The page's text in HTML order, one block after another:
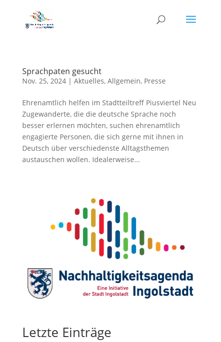
Sprachpaten gesucht
Nov. 25, 2024| Aktuelles, Allgemein, Presse
Ehrenamtlich helfen im Stadtteiltreff Piusviertel Neu
Zugewanderte, die die deutsche Sprache noch
besser erlernen möchten, suchen ehrenamtlich
engagierte Personen, die sich gerne mit ihnen in
Deutsch über verschiedenste Alltagsthemen
austauschen wollen. Idealerweise...
Letzte Einträge